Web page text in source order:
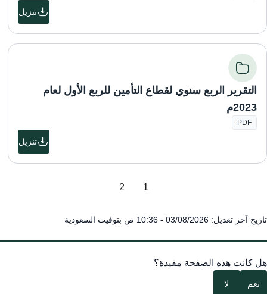
تنزيل
التقرير الربع سنوي لقطاع التأمين للربع الأول لعام
2023م
PDF
تنزيل
1
2
تاريخ آخر تعديل: 03/08/2026 - 10:36 ص بتوقيت السعودية
هل كانت هذه الصفحة مفيدة؟
نعم لا